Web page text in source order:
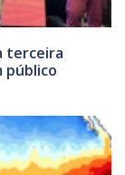
terceira
público